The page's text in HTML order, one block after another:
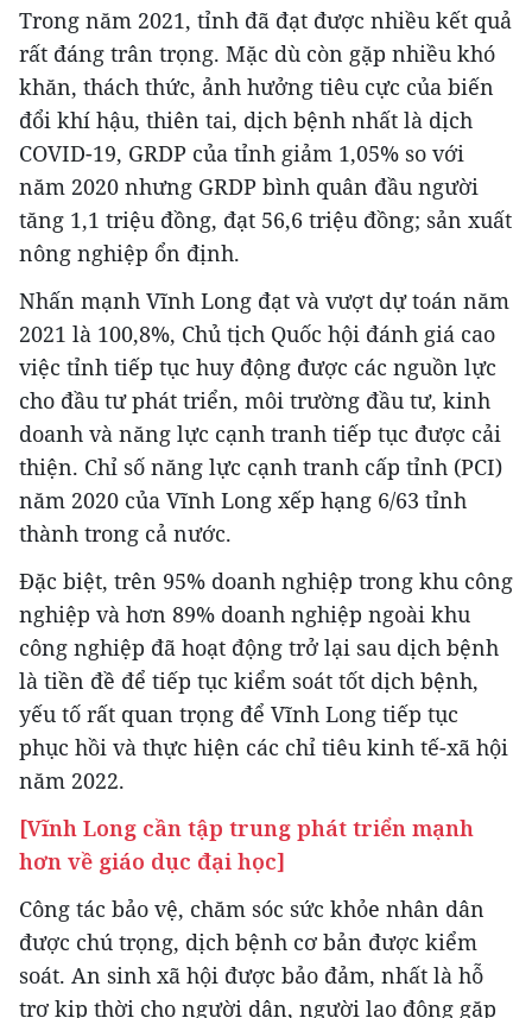
Trong năm 2021, tỉnh đã đạt được nhiều kết quả
rất đáng trân trọng. Mặc dù còn gặp nhiều khó
khăn, thách thức, ảnh hưởng tiêu cực của biến
đổi khí hậu, thiên tai, dịch bệnh nhất là dịch
COVID-19, GRDP của tỉnh giảm 1,05% so với
năm 2020 nhưng GRDP bình quân đầu người
tăng 1,1 triệu đồng, đạt 56,6 triệu đồng; sản xuất
nông nghiệp ổn định.
Nhấn mạnh Vĩnh Long đạt và vượt dự toán năm
2021 là 100,8%, Chủ tịch Quốc hội đánh giá cao
việc tỉnh tiếp tục huy động được các nguồn lực
cho đầu tư phát triển, môi trường đầu tư, kinh
doanh và năng lực cạnh tranh tiếp tục được cải
thiện. Chỉ số năng lực cạnh tranh cấp tỉnh (PCI)
năm 2020 của Vĩnh Long xếp hạng 6/63 tỉnh
thành trong cả nước.
Đặc biệt, trên 95% doanh nghiệp trong khu công
nghiệp và hơn 89% doanh nghiệp ngoài khu
công nghiệp đã hoạt động trở lại sau dịch bệnh
là tiền đề để tiếp tục kiểm soát tốt dịch bệnh,
yếu tố rất quan trọng để Vĩnh Long tiếp tục
phục hồi và thực hiện các chỉ tiêu kinh tế-xã hội
năm 2022.
[Vĩnh Long cần tập trung phát triển mạnh
hơn về giáo dục đại học]
Công tác bảo vệ, chăm sóc sức khỏe nhân dân
được chú trọng, dịch bệnh cơ bản được kiểm
soát. An sinh xã hội được bảo đảm, nhất là hỗ
trợ kịp thời cho người dân, người lao động gặp